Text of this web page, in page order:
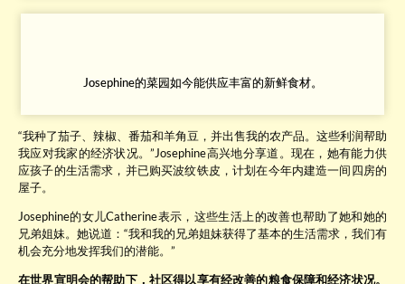
Josephine的菜园如今能供应丰富的新鲜食材。
“我种了茄子、辣椒、番茄和羊角豆，并出售我的农产品。这些利润帮助
我应对我家的经济状况。”Josephine高兴地分享道。现在，她有能力供
应孩子的生活需求，并已购买波纹铁皮，计划在今年内建造一间四房的
屋子。
Josephine的女儿Catherine表示，这些生活上的改善也帮助了她和她的
兄弟姐妹。她说道：“我和我的兄弟姐妹获得了基本的生活需求，我们有
机会充分地发挥我们的潜能。”
在世界宣明会的帮助下，社区得以享有经改善的粮食保障和经济状况。